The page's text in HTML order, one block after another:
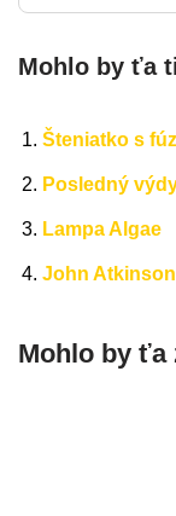
Mohlo by ťa
Šteniatko s
Posledný
Lampa Algae
John
Mohlo by ťa